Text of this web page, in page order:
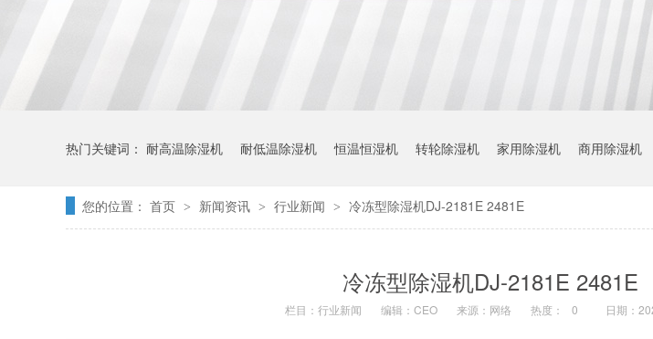
热门关键词： 耐高温除湿机 耐低温除湿机 恒温恒湿机 转轮除湿机 家用除湿机 商用除湿机
您的位置： 首页 > 新闻资讯 > 行业新闻 > 冷冻型除湿机DJ-2181E 2481E
冷冻型除湿机DJ-2181E 2481E
栏目： 行业新闻 编辑：CEO 来源：网络 热度： 0 日期：